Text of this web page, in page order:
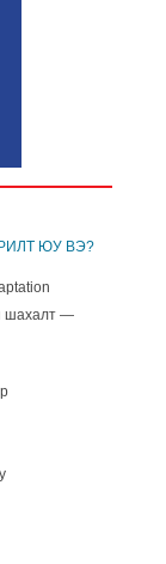
ЮУ ВЭ?
шахалт —